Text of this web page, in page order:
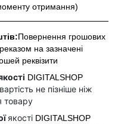
отримання)
Повернення грошових
на зазначені
реквізити
DIGITALSHOP
не пізніше ніж
товару
якості DIGITALSHOP